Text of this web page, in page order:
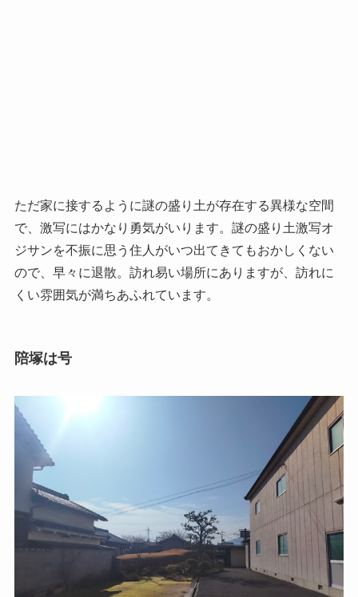
ただ家に接するように謎の盛り土が存在する異様な空間
で、激写にはかなり勇気がいります。謎の盛り土激写オ
ジサンを不振に思う住人がいつ出てきてもおかしくない
ので、早々に退散。訪れ易い場所にありますが、訪れに
くい雰囲気が満ちあふれています。
陪塚は号